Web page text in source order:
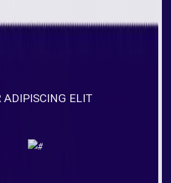
ADIPISCING ELIT